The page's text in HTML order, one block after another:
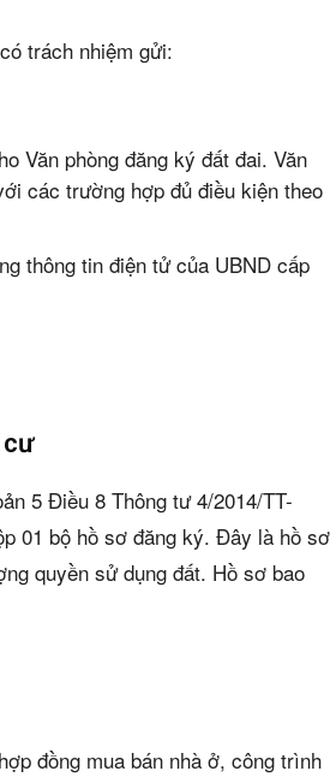
trách nhiệm gửi:
Văn phòng đăng ký đất đai. Văn
các trường hợp đủ điều kiện theo
thông tin điện tử của UBND cấp
cư
5 Điều 8 Thông tư 4/2014/TT-
01 bộ hồ sơ đăng ký. Đây là hồ sơ
quyền sử dụng đất. Hồ sơ bao
đồng mua bán nhà ở, công trình